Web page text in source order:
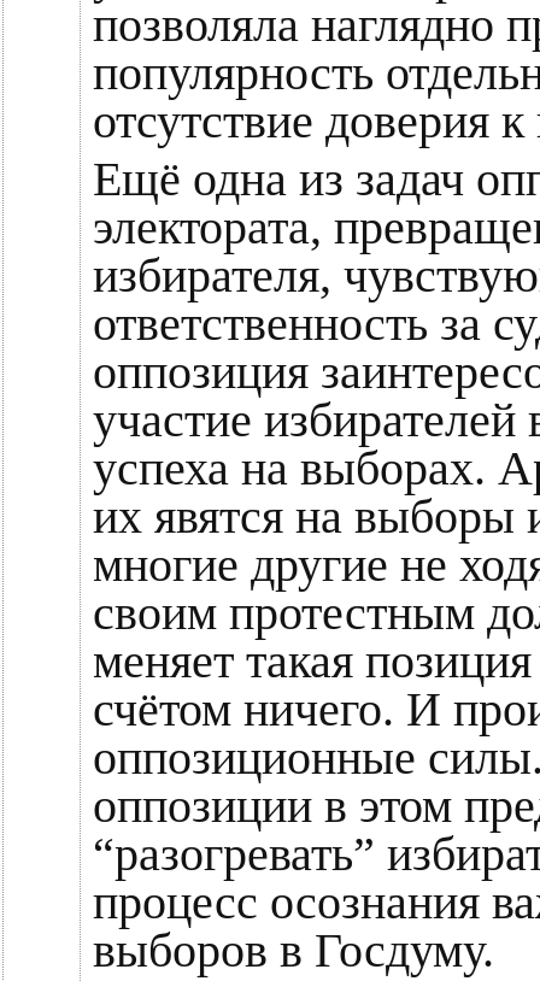
позволяла наглядно
популярность
отсутствие доверия
Ещё одна из задач
электората,
избирателя,
ответственность за
оппозиция
участие
успеха на выборах.
их явятся на выборы
многие другие не
своим протестным
меняет такая
счётом ничего. И
оппозиционные
оппозиции в этом
“разогревать”
процесс осознания
выборов в Госдуму.